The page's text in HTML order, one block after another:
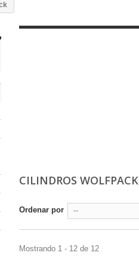
CILINDROS WOLFPACK
Ordenar por --
Mostrando 1 - 12 de 12